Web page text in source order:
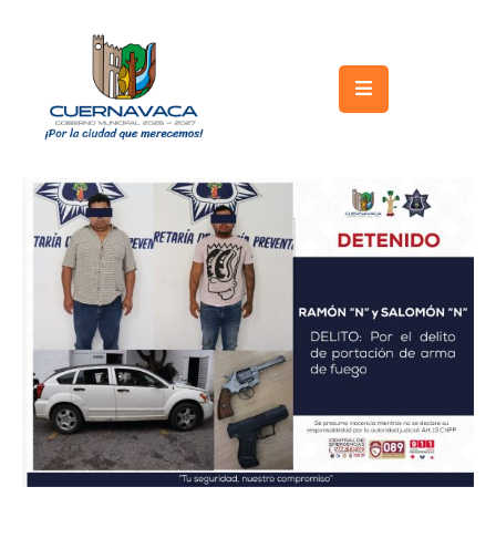
Gobierno
Turismo
Trámites
Servicios
Licitaciones
Transparencia
Directorio